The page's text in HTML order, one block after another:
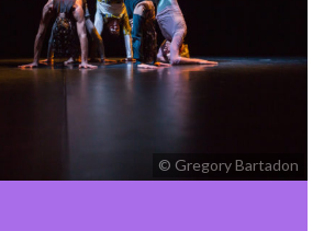
© Gregory Bartadon